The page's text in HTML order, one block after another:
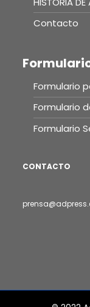
Contacto
Formulario
Formulario
Formulario
CONTACTO